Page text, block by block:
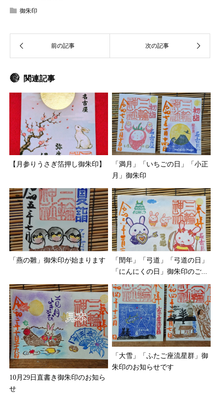
御朱印
関連記事
【月参りうさぎ箔押し御朱印】
「満月」「いちごの日」「小正
月」御朱印
「燕の雛」御朱印が始まります
「閏年」「弓道」「弓道の日」
「にんにくの日」御朱印のご...
10月29日直書き御朱印のお知ら
せ
「大雪」「ふたご座流星群」御
朱印のお知らせです